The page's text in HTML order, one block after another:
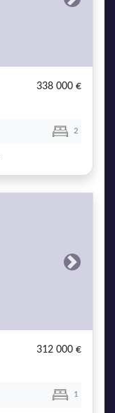
Next
338 000 €
2
Next
312 000 €
1